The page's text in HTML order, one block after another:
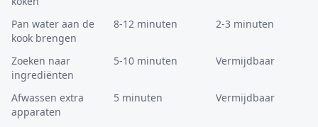
Pan water aan de
kook brengen
8-12 minuten 2-3 minuten
Zoeken naar
ingrediënten
5-10 minuten Vermijdbaar
Afwassen extra
apparaten
5 minuten Vermijdbaar